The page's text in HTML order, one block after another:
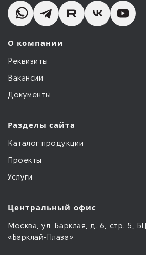
О компании
Реквизиты
Вакансии
Документы
Разделы сайта
Каталог продукции
Проекты
Услуги
Центральный офис
Москва, ул. Барклая, д. 6, стр. 5, БЦ
«Барклай-Плаза»